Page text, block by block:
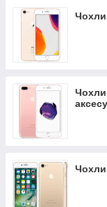
Чохли
Чохли
Чохли